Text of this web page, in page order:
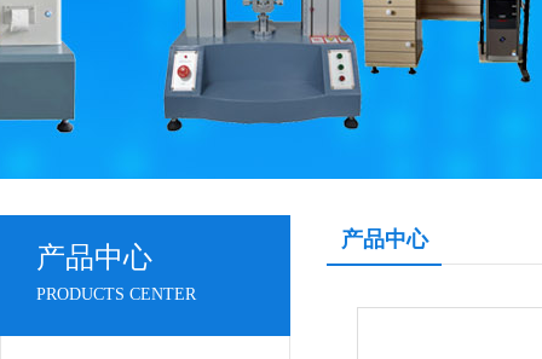
产品中心
PRODUCTS CENTER
产品中心